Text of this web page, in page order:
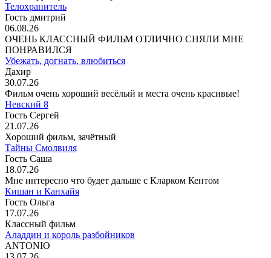
Телохранитель
Гость дмитрий
06.08.26
ОЧЕНЬ КЛАССНЫЙ ФИЛЬМ ОТЛИЧНО СНЯЛИ МНЕ
ПОНРАВИЛСЯ
Убежать, догнать, влюбиться
Дахир
30.07.26
Фильм очень хороший весёлый и места очень красивые!
Невский 8
Гость Сергей
21.07.26
Хороший фильм, зачётный
Тайны Смолвиля
Гость Саша
18.07.26
Мне интересно что будет дальше с Кларком Кентом
Кишан и Канхайя
Гость Ольга
17.07.26
Классный фильм
Аладдин и король разбойников
ANTONIO